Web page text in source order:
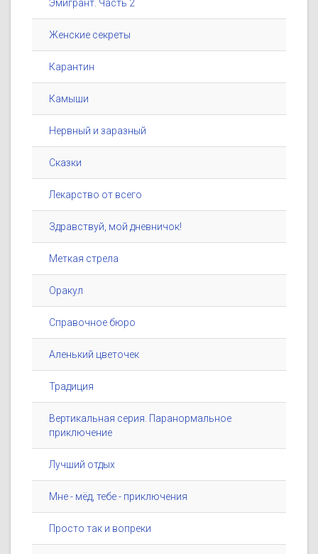
Эмигрант. Часть 2
Женские секреты
Карантин
Камыши
Нервный и заразный
Сказки
Лекарство от всего
Здравствуй, мой дневничок!
Меткая стрела
Оракул
Справочное бюро
Аленький цветочек
Традиция
Вертикальная серия. Паранормальное
приключение
Лучший отдых
Мне - мёд, тебе - приключения
Просто так и вопреки